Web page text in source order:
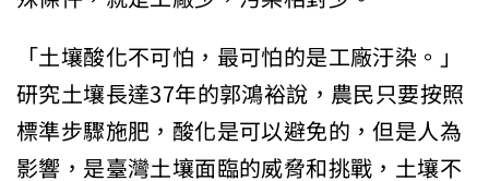
「土壤酸化不可怕，最可怕的是工廠汙染。」
研究土壤長達37年的郭鴻裕說，農民只要按照
標準步驟施肥，酸化是可以避免的，但是人為